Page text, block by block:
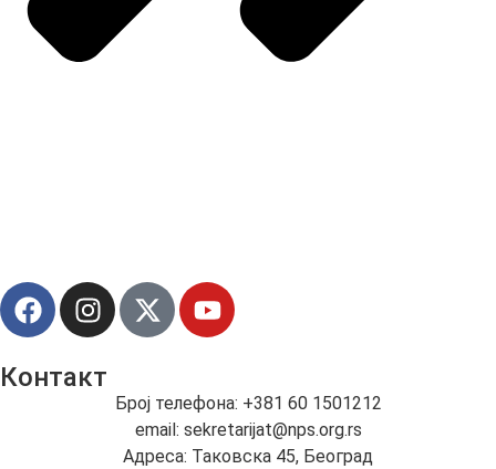
Контакт
Број телефона: +381 60 1501212
email: sekretarijat@nps.org.rs
Адреса: Таковска 45, Београд